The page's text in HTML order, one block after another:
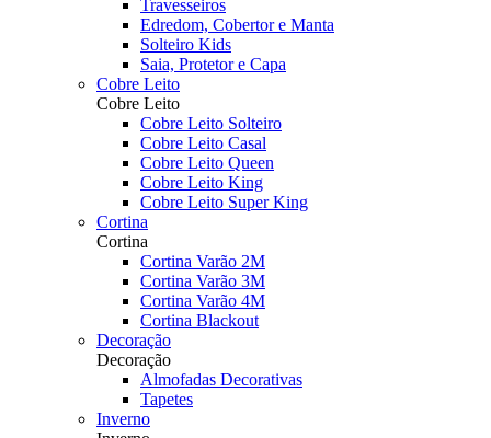
Travesseiros
Edredom, Cobertor e Manta
Solteiro Kids
Saia, Protetor e Capa
Cobre Leito
Cobre Leito
Cobre Leito Solteiro
Cobre Leito Casal
Cobre Leito Queen
Cobre Leito King
Cobre Leito Super King
Cortina
Cortina
Cortina Varão 2M
Cortina Varão 3M
Cortina Varão 4M
Cortina Blackout
Decoração
Decoração
Almofadas Decorativas
Tapetes
Inverno